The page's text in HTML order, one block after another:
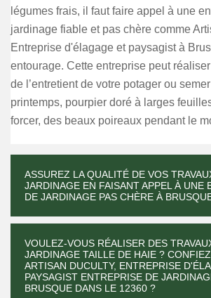
légumes frais, il faut faire appel à une
jardinage fiable et pas chère comme
Entreprise d'élagage et paysagist à
entourage. Cette entreprise peut
de l’entretient de votre potager ou
printemps, pourpier doré à larges
forcer, des beaux poireaux pendant le
ASSUREZ LA QUALITÉ DE VOS
JARDINAGE EN FAISANT APPEL À UNE
DE JARDINAGE PAS CHÈRE À
VOULEZ-VOUS RÉALISER DES
JARDINAGE TAILLE DE HAIE ?
ARTISAN DUCULTY, ENTREPRISE
PAYSAGIST ENTREPRISE DE
BRUSQUE DANS LE 12360 ?